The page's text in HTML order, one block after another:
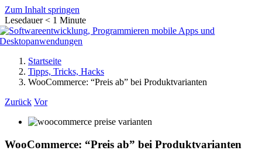
Zum Inhalt springen
Lesedauer < 1 Minute
Startseite
Tipps, Tricks, Hacks
WooCommerce: “Preis ab” bei Produktvarianten
Zurück Vor
WooCommerce: “Preis ab” bei Produktvarianten